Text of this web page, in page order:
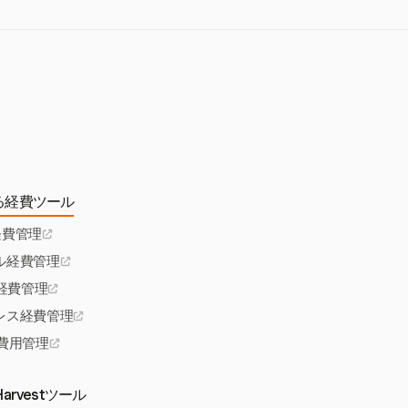
経費ツール
管理
経費管理
費管理
ス経費管理
用管理
ツール